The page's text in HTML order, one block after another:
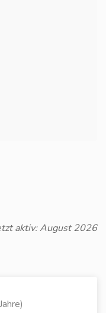
aktiv: August 2026